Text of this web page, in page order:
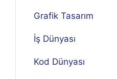
Grafik Tasarım
İş Dünyası
Kod Dünyası